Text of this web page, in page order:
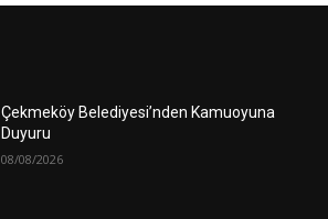
Çekmeköy Belediyesi’nden Kamuoyuna
Duyuru
08/08/2026